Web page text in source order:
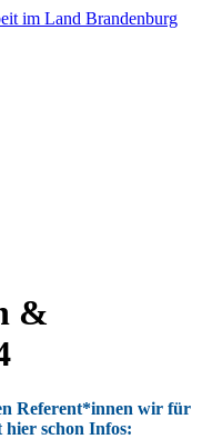
im Land Brandenburg
&
Referent*innen wir für
hier schon Infos: